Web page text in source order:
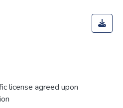
license agreed upon